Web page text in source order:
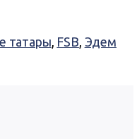
татары, FSB, Эдем